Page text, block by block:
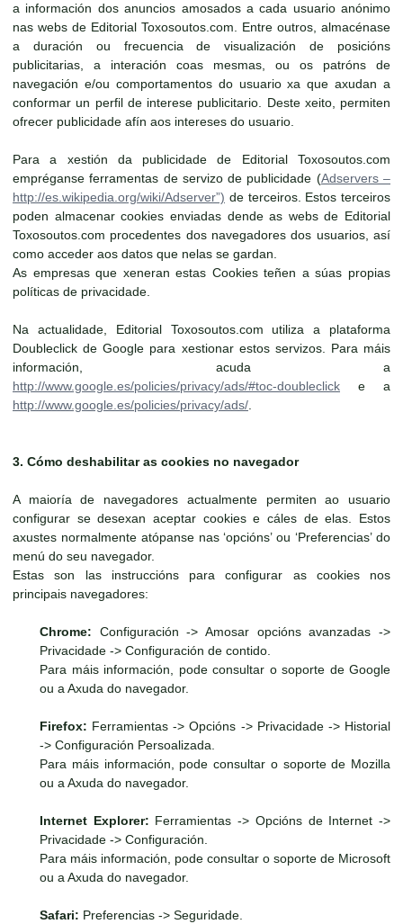
a información dos anuncios amosados a cada usuario anónimo
nas webs de Editorial Toxosoutos.com. Entre outros, almacénase
a duración ou frecuencia de visualización de posicións
publicitarias, a interación coas mesmas, ou os patróns de
navegación e/ou comportamentos do usuario xa que axudan a
conformar un perfil de interese publicitario. Deste xeito, permiten
ofrecer publicidade afín aos intereses do usuario.
Para a xestión da publicidade de Editorial Toxosoutos.com
empréganse ferramentas de servizo de publicidade (Adservers –
http://es.wikipedia.org/wiki/Adserver”) de terceiros. Estos terceiros
poden almacenar cookies enviadas dende as webs de Editorial
Toxosoutos.com procedentes dos navegadores dos usuarios, así
como acceder aos datos que nelas se gardan.
As empresas que xeneran estas Cookies teñen a súas propias
políticas de privacidade.
Na actualidade, Editorial Toxosoutos.com utiliza a plataforma
Doubleclick de Google para xestionar estos servizos. Para máis
información, acuda a
http://www.google.es/policies/privacy/ads/#toc-doubleclick e a
http://www.google.es/policies/privacy/ads/
3. Cómo deshabilitar as cookies no navegador
A maioría de navegadores actualmente permiten ao usuario
configurar se desexan aceptar cookies e cáles de elas. Estos
axustes normalmente atópanse nas ‘opcións’ ou ‘Preferencias’ do
menú do seu navegador.
Estas son las instruccións para configurar as cookies nos
principais navegadores:
Chrome: Configuración -> Amosar opcións avanzadas ->
Privacidade -> Configuración de contido.
Para máis información, pode consultar o soporte de Google
ou a Axuda do navegador.
Firefox: Ferramientas -> Opcións -> Privacidade -> Historial
-> Configuración Persoalizada.
Para máis información, pode consultar o soporte de Mozilla
ou a Axuda do navegador.
Internet Explorer: Ferramientas -> Opcións de Internet ->
Privacidade -> Configuración.
Para máis información, pode consultar o soporte de Microsoft
ou a Axuda do navegador.
Safari: Preferencias -> Seguridade.